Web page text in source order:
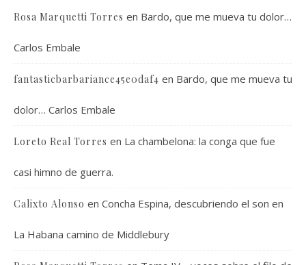
Rosa Marquetti Torres en Bardo, que me mueva tu dolor…
Carlos Embale
fantasticbarbariance45e0daf4 en Bardo, que me mueva tu
dolor… Carlos Embale
Loreto Real Torres en La chambelona: la conga que fue
casi himno de guerra.
Calixto Alonso en Concha Espina, descubriendo el son en
La Habana camino de Middlebury